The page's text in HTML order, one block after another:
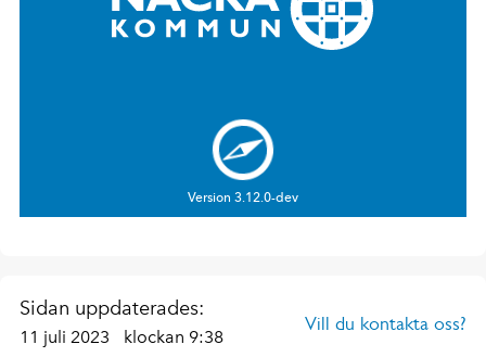
Sidan uppdaterades:
11 juli 2023 klockan 9:38
Vill du kontakta oss?